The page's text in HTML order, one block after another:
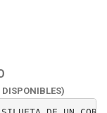
DISPONIBLES)